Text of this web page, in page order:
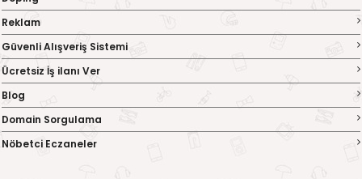
Reklam
Güvenli Alışveriş Sistemi
Ücretsiz İş ilanı Ver
Blog
Domain Sorgulama
Nöbetci Eczaneler